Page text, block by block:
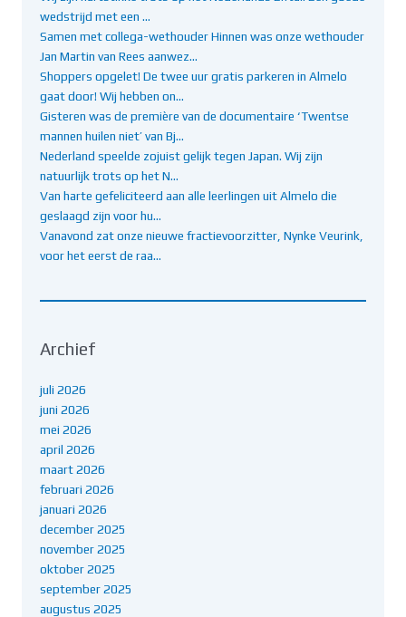
wedstrijd met een …
Samen met collega-wethouder Hinnen was onze wethouder
Jan Martin van Rees aanwez…
Shoppers opgelet! De twee uur gratis parkeren in Almelo
gaat door! Wij hebben on…
Gisteren was de première van de documentaire ‘Twentse
mannen huilen niet’ van Bj…
Nederland speelde zojuist gelijk tegen Japan. Wij zijn
natuurlijk trots op het N…
Van harte gefeliciteerd aan alle leerlingen uit Almelo die
geslaagd zijn voor hu…
Vanavond zat onze nieuwe fractievoorzitter, Nynke Veurink,
voor het eerst de raa…
Archief
juli 2026
juni 2026
mei 2026
april 2026
maart 2026
februari 2026
januari 2026
december 2025
november 2025
oktober 2025
september 2025
augustus 2025